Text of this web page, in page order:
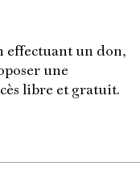
effectuant un don,
une
libre et gratuit.